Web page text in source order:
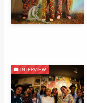
INTERVIEW